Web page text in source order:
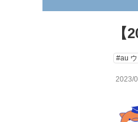
#au
2023/